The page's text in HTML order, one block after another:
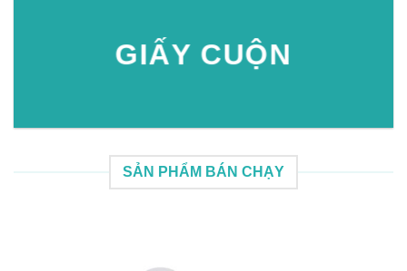
GIẤY CUỘN
SẢN PHẨM BÁN CHẠY